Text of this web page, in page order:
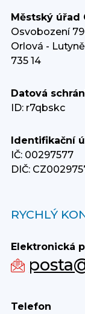
Městský úřad
Osvobození
Orlová - Lutyně
735 14
Datová
ID: r7qbskc
Identifikační
IČ: 00297577
DIČ:
RYCHLÝ
Elektronická
Telefon